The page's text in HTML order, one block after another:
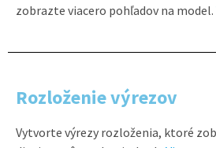
zobrazte viacero pohľadov na model.
Rozloženie výrezov
Vytvorte výrezy rozloženia, ktoré